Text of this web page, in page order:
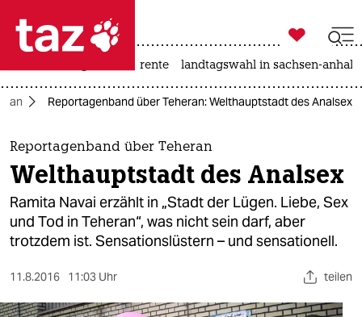
 taz zahl ich
taz zahl ich
themen
politik
öko

taz zahl ich
rente landtagswahl in sachsen-anhalt
Iran Reportagenband über Teheran: Welthauptstadt des Analsex
Reportagenband über Teheran
Welthauptstadt des Analsex
Ramita Navai erzählt in „Stadt der Lügen. Liebe, Sex
und Tod in Teheran“, was nicht sein darf, aber
trotzdem ist. Sensationslüstern – und sensationell.
11.8.2016 11:03 Uhr teilen